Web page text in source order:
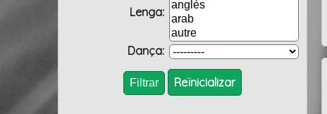
Lenga:
Dança:
Reïnicializar